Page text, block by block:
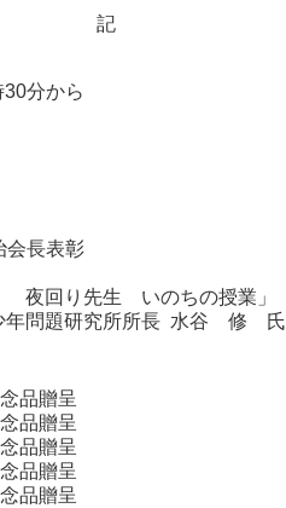
記
分から
長表彰
夜回り先生 いのちの授業」
年問題研究所所長 水谷 修 氏
贈呈
贈呈
贈呈
贈呈
品贈呈